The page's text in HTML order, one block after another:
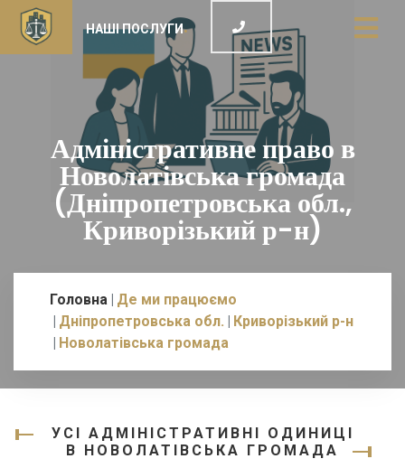
НАШІ ПОСЛУГИ
Адміністративне право в
Новолатівська громада
(Дніпропетровська обл.,
Криворізький р-н)
Головна Де ми працюємо
Дніпропетровська обл.
Криворізький р-н
Новолатівська громада
УСІ АДМІНІСТРАТИВНІ ОДИНИЦІ
В НОВОЛАТІВСЬКА ГРОМАДА